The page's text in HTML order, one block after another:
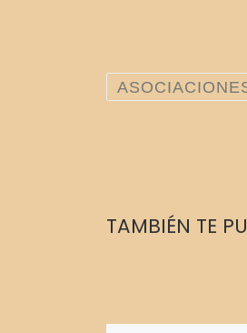
TAMBIÉN TE